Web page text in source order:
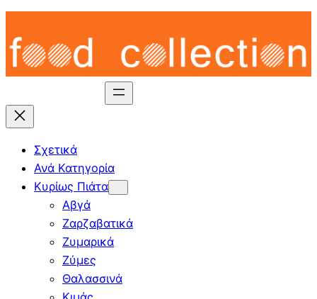
Skip
content
Σχετικά
Ανά Κατηγορία
Κυρίως Πιάτα
Αβγά
Ζαρζαβατικά
Ζυμαρικά
Ζύμες
Θαλασσινά